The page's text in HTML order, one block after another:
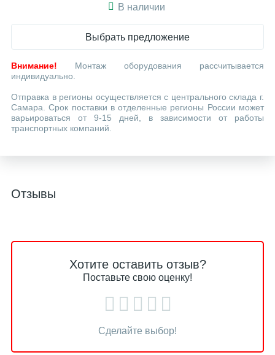
В наличии
Выбрать предложение
Внимание! Монтаж оборудования рассчитывается
индивидуально.
Отправка в регионы осуществляется с центрального склада г.
Самара. Срок поставки в отделенные регионы России может
варьироваться от 9-15 дней, в зависимости от работы
транспортных компаний.
Отзывы
Хотите оставить отзыв?
Поставьте свою оценку!
Сделайте выбор!